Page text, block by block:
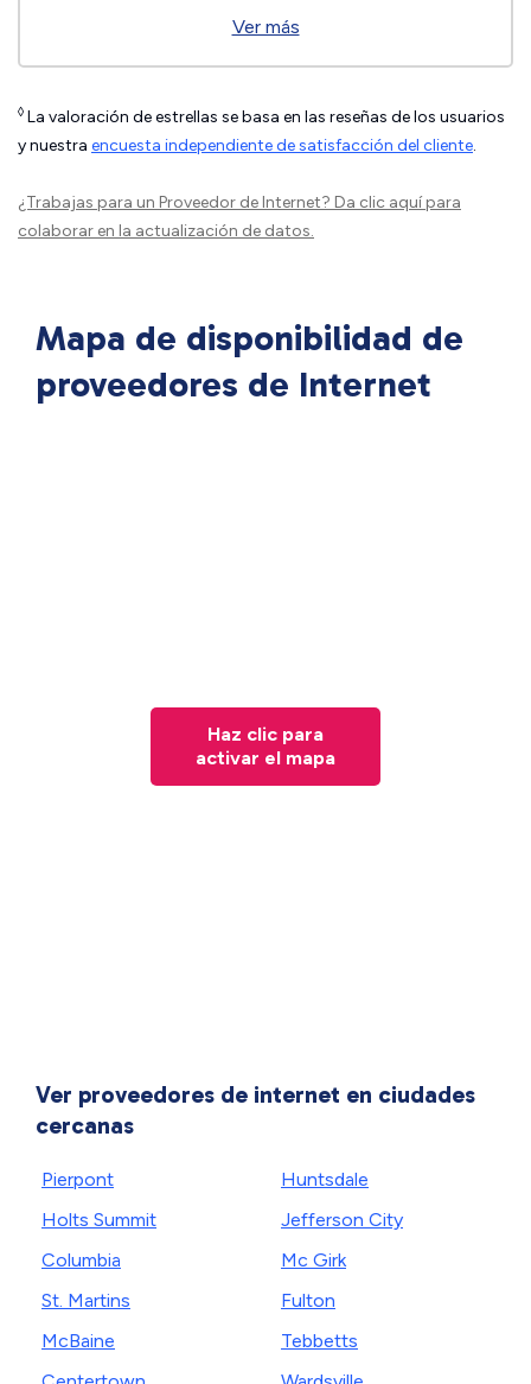
Ver más
◊ La valoración de estrellas se basa en las reseñas de los usuarios
y nuestra encuesta independiente de satisfacción del cliente.
¿Trabajas para un Proveedor de Internet? Da clic aquípara
colaborar en la actualización de datos.
Mapa de disponibilidad de
proveedores de Internet
Haz clic para
activar el mapa
Ver proveedores de internet en ciudades
cercanas
Pierpont
Holts Summit
Columbia
St. Martins
McBaine
Huntsdale
Jefferson City
Mc Girk
Fulton
Tebbetts